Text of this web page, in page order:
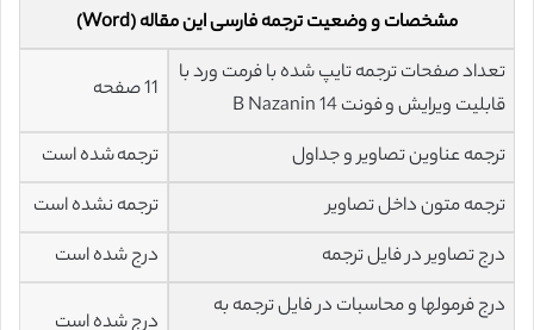
مشخصات و وضعیت ترجمه فارسی این مقاله (Word)
تعداد صفحات ترجمه تایپ شده با فرمت ورد با
قابلیت ویرایش و فونت 14 B Nazanin
11 صفحه
ترجمه عناوین تصاویر و جداول
ترجمه شده است
ترجمه متون داخل تصاویر
ترجمه نشده است
درج تصاویر در فایل ترجمه
درج شده است
درج فرمولها و محاسبات در فایل ترجمه به
درج شده است